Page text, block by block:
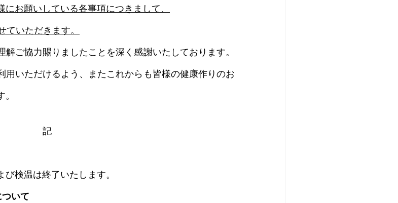
お願いしている各事項につきまして、
いただきます。
ご協力賜りましたことを深く感謝いたしております。
用いただけるよう、またこれからも皆様の健康作りのお
記
検温は終了いたします。
いて